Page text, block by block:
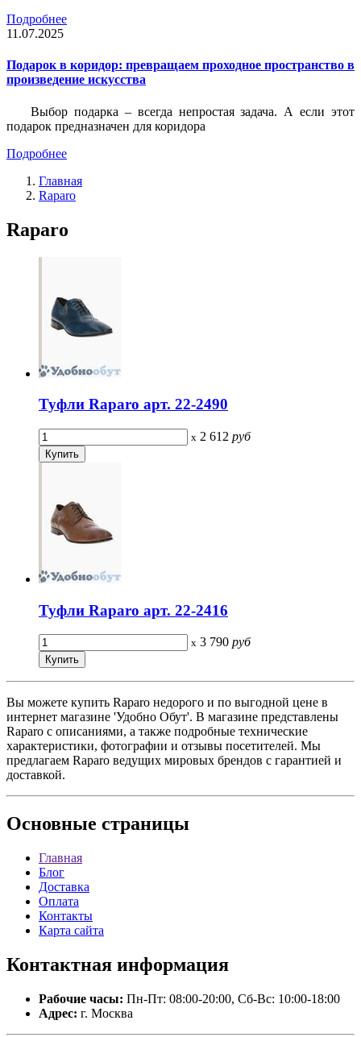
Подробнее
11.07.2025
Подарок в коридор: превращаем проходное пространство в
произведение искусства
Выбор подарка – всегда непростая задача. А если этот
подарок предназначен для коридора
Подробнее
Главная
Raparo
Raparo
Туфли Raparo арт. 22-2490
x 2 612 руб
Туфли Raparo арт. 22-2416
x 3 790 руб
Вы можете купить Raparo недорого и по выгодной цене в
интернет магазине 'Удобно Обут'. В магазине представлены
Raparo с описаниями, а также подробные технические
характеристики, фотографии и отзывы посетителей. Мы
предлагаем Raparo ведущих мировых брендов с гарантией и
доставкой.
Основные страницы
Главная
Блог
Доставка
Оплата
Контакты
Карта сайта
Контактная информация
Рабочие часы: Пн-Пт: 08:00-20:00, Сб-Вс: 10:00-18:00
Адрес: г. Москва